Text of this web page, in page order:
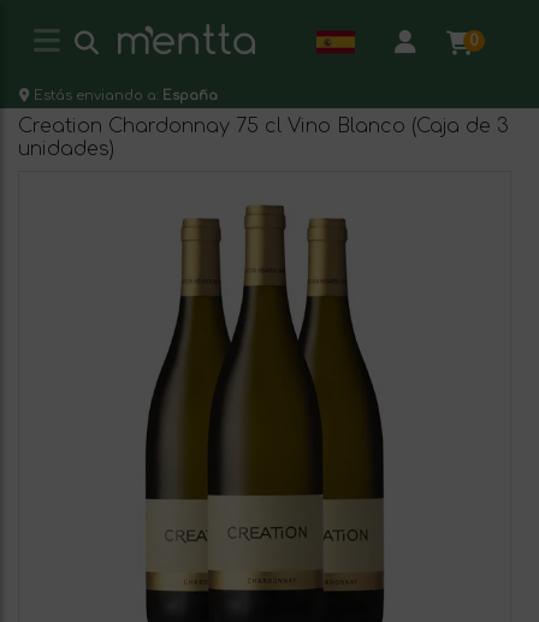
0
Estás enviando a: España
Creation Chardonnay 75 cl Vino Blanco (Caja de 3
unidades)